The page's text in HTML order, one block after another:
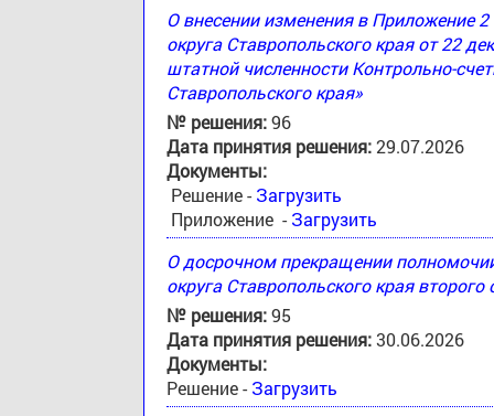
О внесении изменения в Приложение
округа Ставропольского края от 22
штатной численности Контрольно-
Ставропольского края»
№ решения:96
Дата принятия решения:29.07.2026
Документы:
Решение - Загрузить
Приложение - Загрузить
О досрочном прекращении
округа Ставропольского края
№ решения:95
Дата принятия решения:30.06.2026
Документы:
Решение - Загрузить